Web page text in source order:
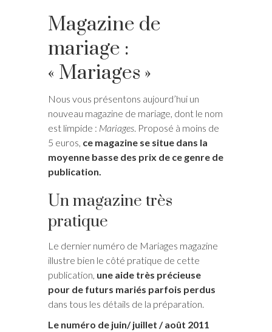
Magazine de
mariage :
« Mariages »
Nous vous présentons aujourd’hui un
nouveau magazine de mariage, dont le nom
est limpide : Mariages. Proposé à moins de
5 euros, ce magazine se situe dans la
moyenne basse des prix de ce genre de
publication.
Un magazine très
pratique
Le dernier numéro de Mariages magazine
illustre bien le côté pratique de cette
publication, une aide très précieuse
pour de futurs mariés parfois perdus
dans tous les détails de la préparation.
Le numéro de juin/ juillet / août 2011